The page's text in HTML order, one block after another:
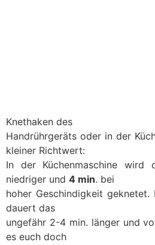
Knethaken des
Handrührgeräts oder in der
kleiner Richtwert:
In der Küchenmaschine wird
niedriger und 4 min. bei
hoher Geschindigkeit
dauert das
ungefähr 2-4 min. länger und
es euch doch